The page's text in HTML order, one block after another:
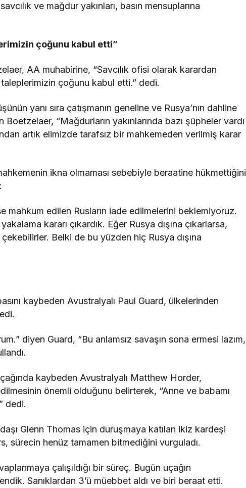
ve mağdur yakınları, basın mensuplarına
çoğunu kabul etti”
AA muhabirine, “Savcılık ofisi olarak karardan
çoğunu kabul etti.” dedi.
yanı sıra çatışmanın geneline ve Rusya’nın dahline
“Mağdurların yakınlarında bazı şüpheler vardı
artık elimizde tarafsız bir mahkemeden verilmiş karar
ikna olmaması sebebiyle beraatine hükmettiğini
mahkum edilen Rusların iade edilmelerini beklemiyoruz.
kararı çıkardık. Eğer Rusya dışına çıkarlarsa,
Belki de bu yüzden hiç Rusya dışına
kaybeden Avustralyalı Paul Guard, ülkelerinden
diyen Guard, “Bu anlamsız savaşın sona ermesi lazım,
kaybeden Avustralyalı Matthew Horder,
önemli olduğunu belirterek, “Anne ve babamı
dedi.
Glenn Thomas için duruşmaya katılan ikiz kardeşi
sürecin henüz tamamen bitmediğini vurguladı.
çalışıldığı bir süreç. Bugün uçağın
Sanıklardan 3’ü müebbet aldı ve biri beraat etti.